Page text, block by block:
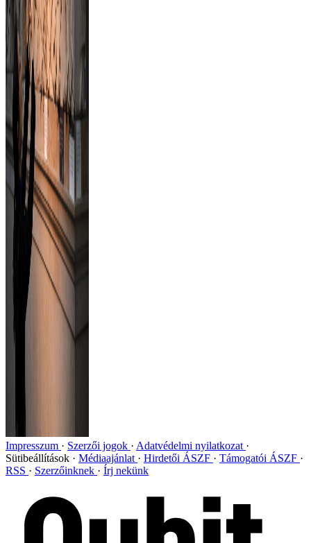
Impresszum Szerzői jogok
Adatvédelmi nyilatkozat
Sütibeállítások
Médiaajánlat Hirdetői ÁSZF
Támogatói ÁSZF
RSS
Szerzőinknek Írj nekünk